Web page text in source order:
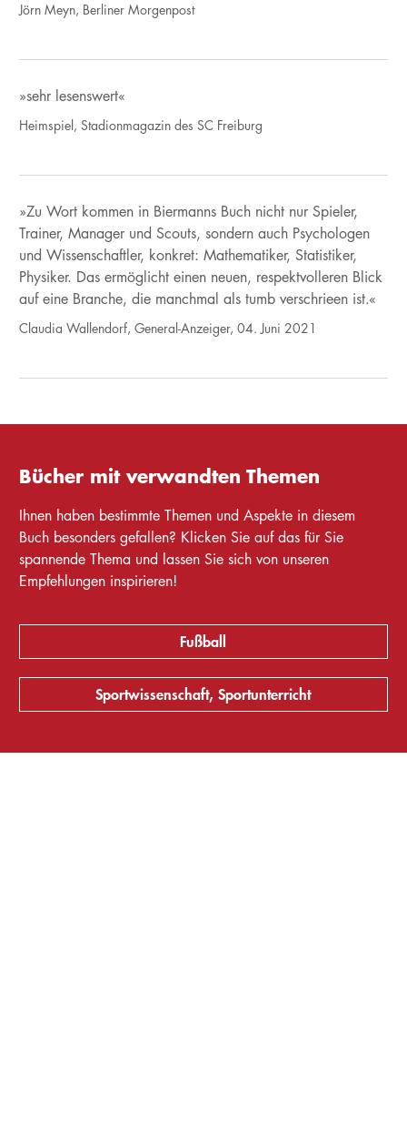
Jörn Meyn, Berliner Morgenpost
»sehr lesenswert«
Heimspiel, Stadionmagazin des SC Freiburg
»Zu Wort kommen in Biermanns Buch nicht nur Spieler,
Trainer, Manager und Scouts, sondern auch Psychologen
und Wissenschaftler, konkret: Mathematiker, Statistiker,
Physiker. Das ermöglicht einen neuen, respektvolleren Blick
auf eine Branche, die manchmal als tumb verschrieen ist.«
Claudia Wallendorf, General-Anzeiger, 04. Juni 2021
Bücher mit verwandten Themen
Ihnen haben bestimmte Themen und Aspekte in diesem
Buch besonders gefallen? Klicken Sie auf das für Sie
spannende Thema und lassen Sie sich von unseren
Empfehlungen inspirieren!
Fußball
Sportwissenschaft, Sportunterricht